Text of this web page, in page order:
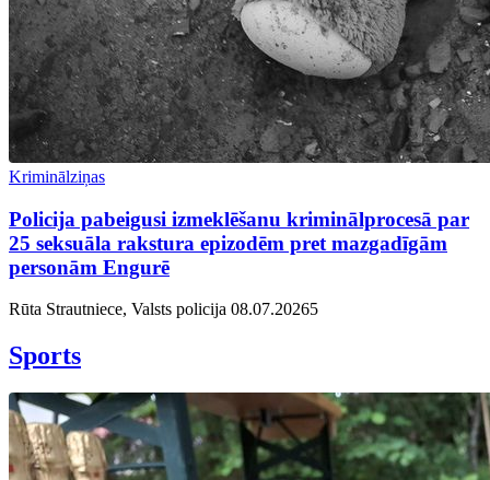
Kriminālziņas
Policija pabeigusi izmeklēšanu kriminālprocesā par
25 seksuāla rakstura epizodēm pret mazgadīgām
personām Engurē
Rūta Strautniece, Valsts policija 08.07.20265
Sports